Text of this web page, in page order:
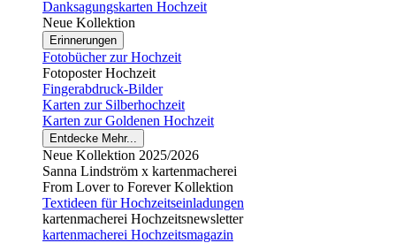
Danksagungskarten Hochzeit
Neue Kollektion
Erinnerungen
Fotobücher zur Hochzeit
Fotoposter Hochzeit
Fingerabdruck-Bilder
Karten zur Silberhochzeit
Karten zur Goldenen Hochzeit
Entdecke Mehr...
Neue Kollektion 2025/2026
Sanna Lindström x kartenmacherei
From Lover to Forever Kollektion
Textideen für Hochzeitseinladungen
kartenmacherei Hochzeitsnewsletter
kartenmacherei Hochzeitsmagazin